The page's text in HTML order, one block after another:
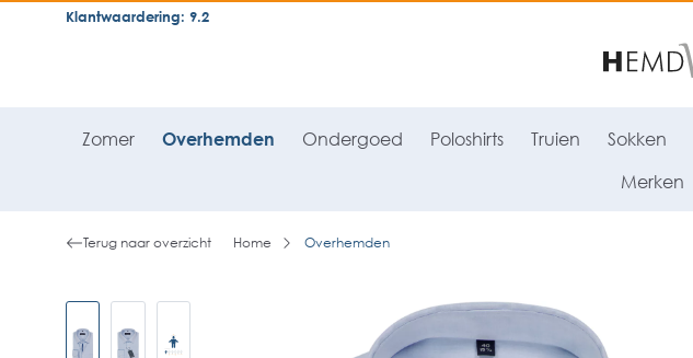
general.skipToNavigation
Klantwaardering: 9.2
Zomer Overhemden Ondergoed Poloshirts Truien Sokken
Merken
Terug naar overzicht Home Overhemden